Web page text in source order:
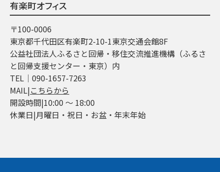
有楽町オフィス
〒100-0006
東京都千代田区有楽町2-10-1東京交通会館8F
公益社団法人ふるさと回帰・移住交流推進機構（ふるさ
と回帰支援センター・東京）内
TEL│090-1657-7263
MAIL|こちらから
開設時間|10:00 ～ 18:00
休業日|月曜日・祝日・お盆・年末年始